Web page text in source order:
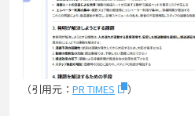
（引用元： PR TIMES ）